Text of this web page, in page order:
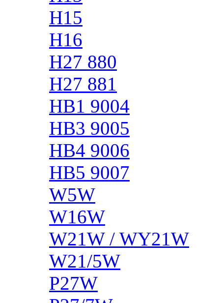
H15
H16
H27 880
H27 881
HB1 9004
HB3 9005
HB4 9006
HB5 9007
W5W
W16W
W21W / WY21W
W21/5W
P27W